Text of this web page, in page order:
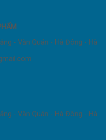
- Văn Quán - Hà Đông - Hà
- Văn Quán - Hà Đông - Hà